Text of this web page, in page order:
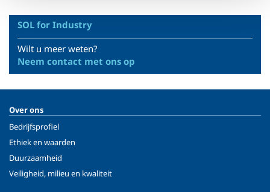
SOL for Industry
Wilt u meer weten?
Neem contact met ons op
Over ons
Bedrijfsprofiel
Ethiek en waarden
Duurzaamheid
Veiligheid, milieu en kwaliteit